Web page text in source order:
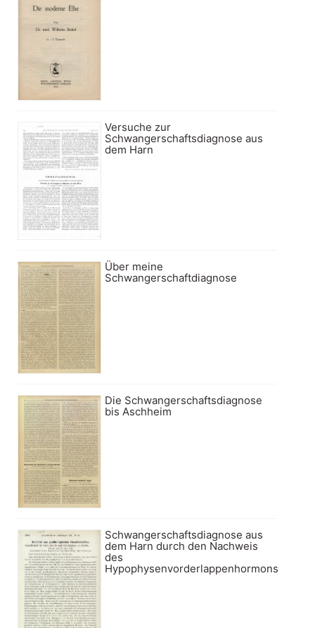
Versuche zur
Schwangerschaftsdiagnose aus
dem Harn
Über meine
Schwangerschaftdiagnose
Die Schwangerschaftsdiagnose
bis Aschheim
Schwangerschaftsdiagnose aus
dem Harn durch den Nachweis
des
Hypophysenvorderlappenhormons